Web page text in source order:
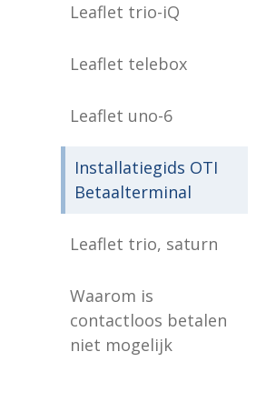
Leaflet trio-iQ
Leaflet telebox
Leaflet uno-6
Installatiegids OTI
Betaalterminal
Leaflet trio, saturn
Waarom is
contactloos betalen
niet mogelijk